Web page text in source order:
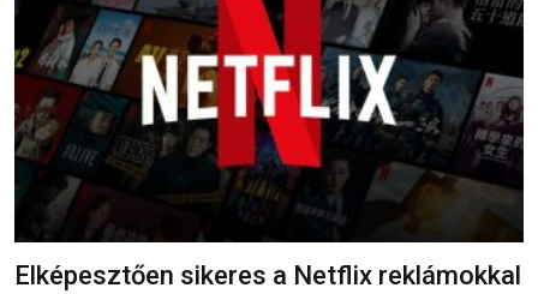
Elképesztően sikeres a Netflix reklámokkal